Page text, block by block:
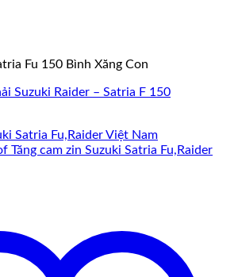
Fu 150 Bình Xăng Con
Suzuki Raider – Satria F 150